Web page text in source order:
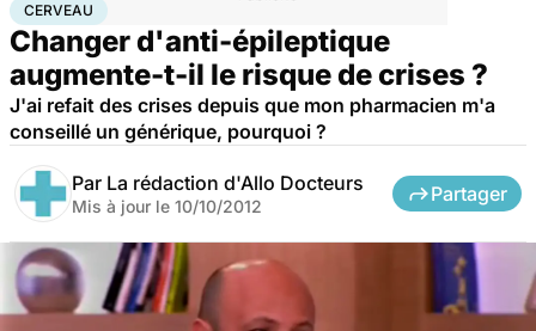
AccueilSanté Maladies neurologiques
CERVEAU
Changer d'anti-épileptique
augmente-t-il le risque de crises ?
J'ai refait des crises depuis que mon pharmacien m'a
conseillé un générique, pourquoi ?
Par La rédaction d'Allo Docteurs
Mis à jour le 10/10/2012
Partager